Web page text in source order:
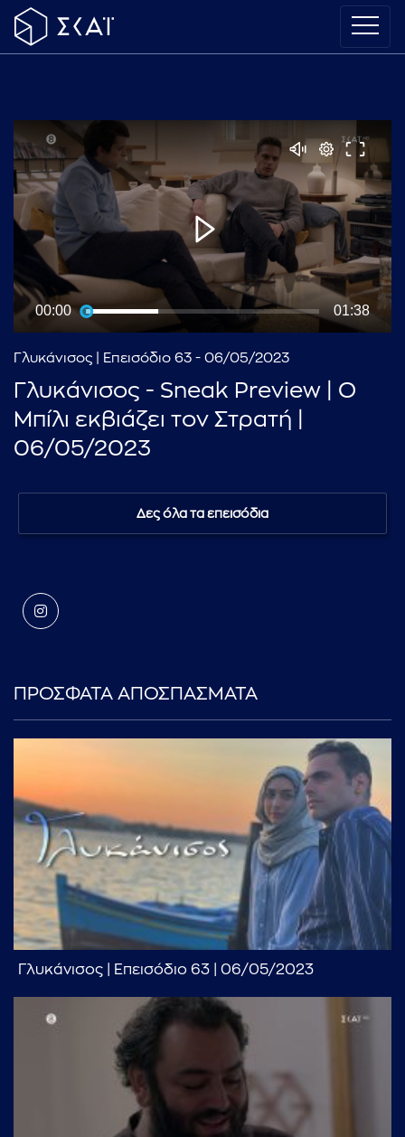
...πληκτρολογήστε κείμενο προς αναζήτηση
00:00 01:38
Γλυκάνισος | Επεισόδιο 63 - 06/05/2023
Γλυκάνισος - Sneak Preview | Ο
Μπίλι εκβιάζει τον Στρατή |
06/05/2023
Δες όλα τα επεισόδια
ΠΡΟΣΦΑΤΑ ΑΠΟΣΠΑΣΜΑΤΑ
Γλυκάνισος | Επεισόδιο 63 | 06/05/2023